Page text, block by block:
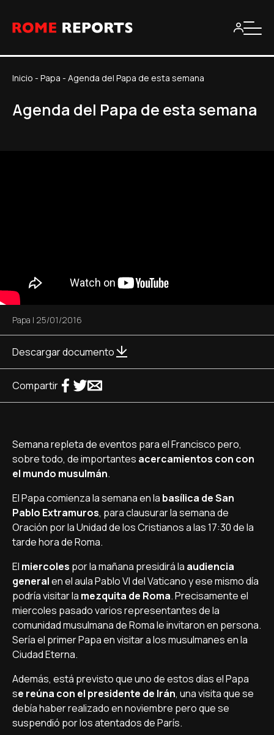
Inicio - Papa - Agenda del Papa de esta semana
Agenda del Papa de esta semana
Papa | 25/01/2016
Descargar documento
Compartir
Semana repleta de eventos para el Francisco pero,
sobre todo, de importantes acercamientos con con
el mundo musulmán.
El Papa comienza la semana en la basílica de San
Pablo Extramuros, para clausurar la semana de
Oración por la Unidad de los Cristianos a las 17:30 de la
tarde hora de Roma.
El miercoles por la mañana presidirá la audiencia
generalen el aula Pablo VI del Vaticano y ese mismo día
podría visitar la mezquita de Roma. Precisamente el
miercoles pasado varios representantes de la
comunidad musulmana de Roma le invitaron en persona.
Sería el primer Papa en visitar a los musulmanes en la
Ciudad Eterna.
Además, está previsto que uno de estos días el Papa
se reúna con el presidente de Irán, una visita que se
debía haber realizado en noviembre pero que se
suspendió por los atentados de París.